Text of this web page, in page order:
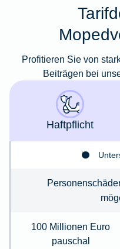
Profitieren Sie von
Beiträgen bei
Haft­pflicht
100 Millionen Euro
pauschal